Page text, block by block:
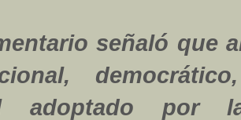
señaló que
adoptado por